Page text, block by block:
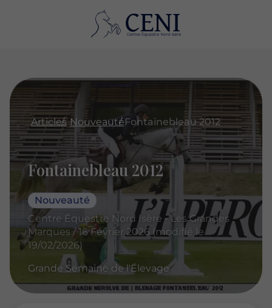
Articles NouveautéFontainebleau 2012
Fontainebleau 2012
Nouveauté
Centre Équestre Nord Isère - Les Grandes
Marques / 16 Février 2026 (modifié le
19/02/2026)
Grande Semaine de l'Élevage